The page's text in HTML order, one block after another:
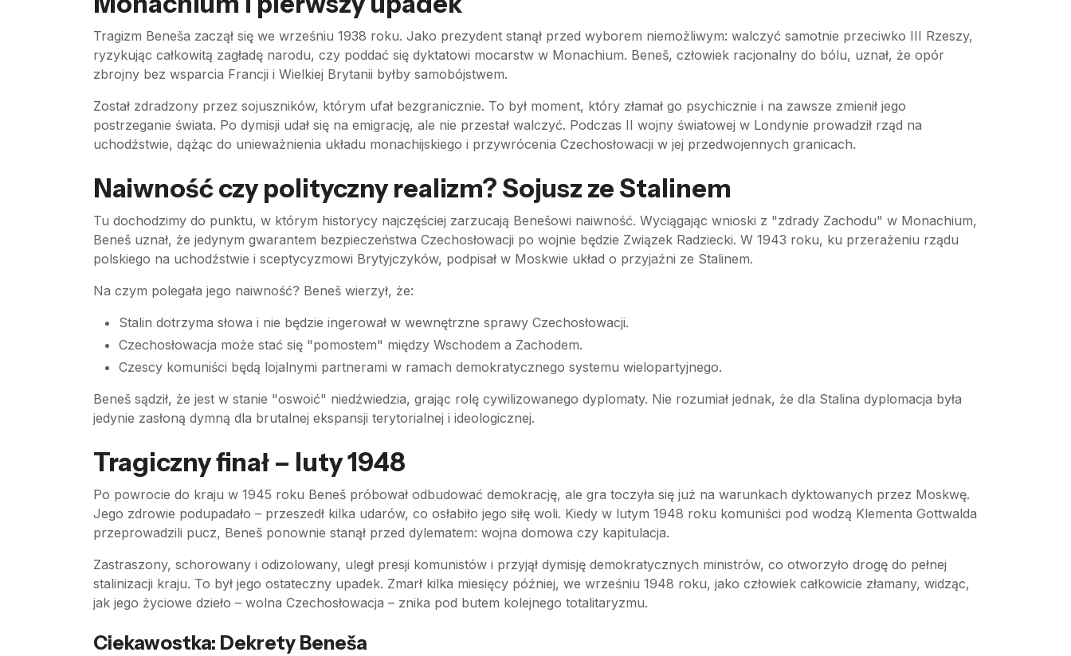
Tragizm Beneša zaczął się we wrześniu 1938 roku. Jako prezydent stanął przed wyborem niemożliwym: walczyć samotnie przeciwko III Rzeszy,
ryzykując całkowitą zagładę narodu, czy poddać się dyktatowi mocarstw w Monachium. Beneš, człowiek racjonalny do bólu, uznał, że opór
zbrojny bez wsparcia Francji i Wielkiej Brytanii byłby samobójstwem.
Został zdradzony przez sojuszników, którym ufał bezgranicznie. To był moment, który złamał go psychicznie i na zawsze zmienił jego
postrzeganie świata. Po dymisji udał się na emigrację, ale nie przestał walczyć. Podczas II wojny światowej w Londynie prowadził rząd na
uchodźstwie, dążąc do unieważnienia układu monachijskiego i przywrócenia Czechosłowacji w jej przedwojennych granicach.
Naiwność czy polityczny realizm? Sojusz ze Stalinem
Tu dochodzimy do punktu, w którym historycy najczęściej zarzucają Benešowi naiwność. Wyciągając wnioski z "zdrady Zachodu" w Monachium,
Beneš uznał, że jedynym gwarantem bezpieczeństwa Czechosłowacji po wojnie będzie Związek Radziecki. W 1943 roku, ku przerażeniu rządu
polskiego na uchodźstwie i sceptycyzmowi Brytyjczyków, podpisał w Moskwie układ o przyjaźni ze Stalinem.
Na czym polegała jego naiwność? Beneš wierzył, że:
Stalin dotrzyma słowa i nie będzie ingerował w wewnętrzne sprawy Czechosłowacji.
Czechosłowacja może stać się "pomostem" między Wschodem a Zachodem.
Czescy komuniści będą lojalnymi partnerami w ramach demokratycznego systemu wielopartyjnego.
Beneš sądził, że jest w stanie "oswoić" niedźwiedzia, grając rolę cywilizowanego dyplomaty. Nie rozumiał jednak, że dla Stalina dyplomacja była
jedynie zasłoną dymną dla brutalnej ekspansji terytorialnej i ideologicznej.
Tragiczny finał – luty 1948
Po powrocie do kraju w 1945 roku Beneš próbował odbudować demokrację, ale gra toczyła się już na warunkach dyktowanych przez Moskwę.
Jego zdrowie podupadało – przeszedł kilka udarów, co osłabiło jego siłę woli. Kiedy w lutym 1948 roku komuniści pod wodzą Klementa Gottwalda
przeprowadzili pucz, Beneš ponownie stanął przed dylematem: wojna domowa czy kapitulacja.
Zastraszony, schorowany i odizolowany, uległ presji komunistów i przyjął dymisję demokratycznych ministrów, co otworzyło drogę do pełnej
stalinizacji kraju. To był jego ostateczny upadek. Zmarł kilka miesięcy później, we wrześniu 1948 roku, jako człowiek całkowicie złamany, widząc,
jak jego życiowe dzieło – wolna Czechosłowacja – znika pod butem kolejnego totalitaryzmu.
Ciekawostka: Dekrety Beneša